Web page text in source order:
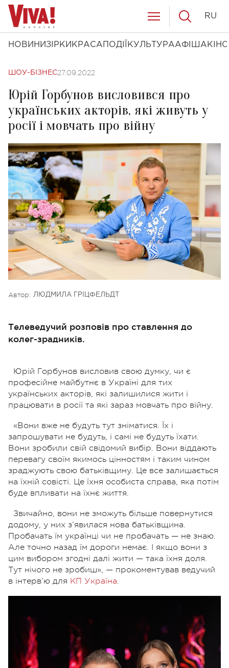
НОВИНИ ЗІРКИ КРАСА ПОДІЇ КУЛЬТУРААФІША КІНО
RU
ШОУ-БІЗНЕС27.09.2022
Юрій Горбунов висловився про
українських акторів, які живуть у
росії і мовчать про війну
Автор: ЛЮДМИЛА ГРІЦФЕЛЬДТ
Телеведучий розповів про ставлення до
колег-зрадників.
Юрій Горбунов висловив свою думку, чи є
професійне майбутнє в Україні для тих
українських акторів, які залишилися жити і
працювати в росії та які зараз мовчать про війну.
«Вони вже не будуть тут зніматися. Їх і
запрошувати не будуть, і самі не будуть їхати.
Вони зробили свій свідомий вибір. Вони віддають
перевагу своїм якимось цінностям і таким чином
зраджують свою батьківщину. Це все залишається
на їхній совісті. Це їхня особиста справа, яка потім
буде впливати на їхнє життя.
Звичайно, вони не зможуть більше повернутися
додому, у них з’явилася нова батьківщина.
Пробачать їм українці чи не пробачать — не знаю.
Але точно назад їм дороги немає. І якщо вони з
цим вибором згодні далі жити — така їхня доля.
Тут нічого не зробиш», — прокоментував ведучий
в інтерв’ю для КП Україна.